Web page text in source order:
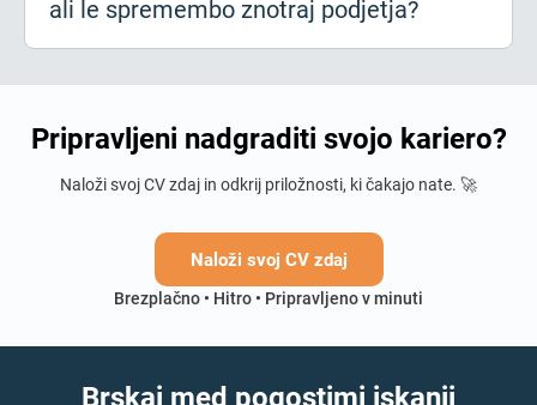
ali le spremembo znotraj podjetja?
Pripravljeni nadgraditi svojo kariero?
Naloži svoj CV zdaj in odkrij priložnosti, ki čakajo nate. 🚀
Naloži svoj CV zdaj
Brezplačno • Hitro • Pripravljeno v minuti
Brskaj med pogostimi iskanji